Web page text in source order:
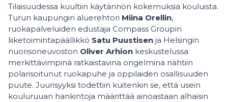
Tilaisuudessa kuultiin käytännön kokemuksia kouluista.
Turun kaupungin aluerehtori Miina Orellin,
ruokapalveluiden edustaja Compass Groupin
liiketoimintapäällikkö Satu Puustisen ja Helsingin
nuorisoneuvoston Oliver Arhion keskustelussa
merkittävimpinä ratkaistavina ongelmina nähtiin
polarisoitunut ruokapuhe ja oppilaiden osallisuuden
puute. Juurisyyksi todettiin kuitenkin se, että usein
kouluruuan hankintoja määrittää ainoastaan alhaisin